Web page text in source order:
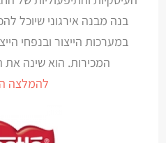
בנה מבנה אירגוני שיוכל
במערכות הייצור ובנפחי
המכירות. הוא שינה
להמלצה